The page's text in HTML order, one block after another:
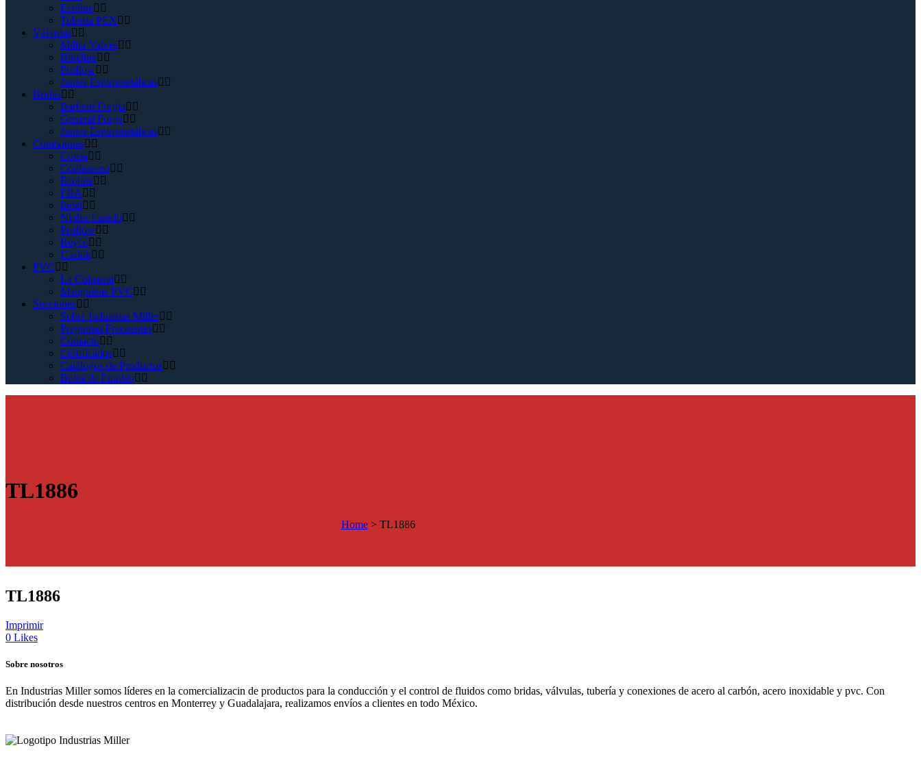
Ecoline
Tubería PEX
Válvulas
Miller Valves
Blueline
Proflow
Juntas Espirometálicas
Bridas
Barbetti Forgia
General Forge
Juntas Espirometálicas
Conexiones
Consa
Copleacero
Ecoline
FBA
Indel
Niples Laredo
Proflow
Reyco
Usalok
PVC
La Colmena
Mangueras PVC
Secciones
Sobre Industrias Miller
Preguntas Frecuentes
Contacto
Certificados
Catálogos de Productos
Bolsa de Empleo
TL1886
Home> TL1886
TL1886
Imprimir
0 Likes
Sobre nosotros
En Industrias Miller somos líderes en la comercializacin de productos para la conducción y el control de fluidos como bridas, válvulas, tubería y conexiones de acero al carbón, acero inoxidable y pvc. Con
distribución desde nuestros centros en Monterrey y Guadalajara, realizamos envíos a clientes en todo México.